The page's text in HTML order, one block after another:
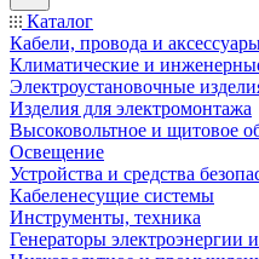
Каталог
Кабели, провода и
Климатические и
Электроустановочные
Изделия для электромонтажа
Высоковольтное и щитовое
Освещение
Устройства и средства
Кабеленесущие системы
Инструменты, техника
Генераторы электроэнергии